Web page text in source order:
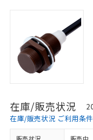
在庫/販売状況
在庫/販売状況 ご利用条件
販売状況 販売中